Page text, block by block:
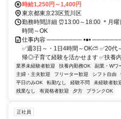
時給1,250円～1,400円
東京都東京23区荒川区
勤務時間詳細 ⏰13:00～18:00 ＊月
時間～OK
仕事内容 ──────── •●•
✅週3日～・1日4時間～OK⛅ ✅20代
帰◎子育て経験を活かせます ✅扶養
業界未経験者歓迎 扶養内勤務OK 副業・Wワ
主婦・主夫歓迎
フリーター歓迎 シフト自由
平日のみOK
転勤なし 経験不問 未経験者歓
残業なし
有資格者歓迎 夕方 ブランクOK
正社員